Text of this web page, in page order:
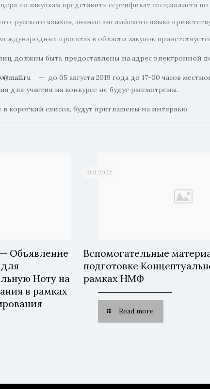
по закупкам представить сертификат специалиста по
русского языков, знание английского языка
проектах в области закупок
должны быть предоставлены на адрес электронной
— до 05 августа 2019 года до 17-00 часов
для участия на конкурсе не будут рассмотрены.
короткий список, будут приглашены на интервью.
Объявление
Ноту на
в рамках
13.11.2022
Вспомогательные
подготовке
рамках НМФ
Read more